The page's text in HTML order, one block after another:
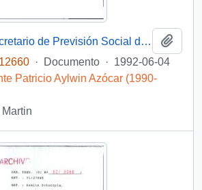
[Oficio del Subsecretario de Previsión Social dirigido al Presidente de la Asociación de Jubilados y Montepiadas de los Ferrocarriles del Estado de Chillán]
· Documento · 1992-06-04
Patricio Aylwin Azócar (1990-